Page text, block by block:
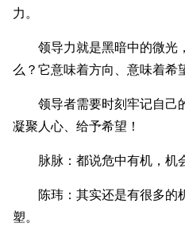
力。
领导力就是黑暗中的微光
么？它意味着方向、意味着希
领导者需要时刻牢记自己
凝聚人心、给予希望！
脉脉：都说危中有机，机
陈玮：其实还是有很多的
塑。